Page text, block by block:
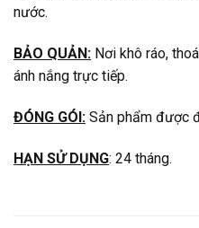
nước.
BẢO QUẢN: Nơi khô ráo,
ánh nắng trực tiếp.
ĐÓNG GÓI: Sản phẩm được
HẠN SỬ DỤNG: 24 tháng.